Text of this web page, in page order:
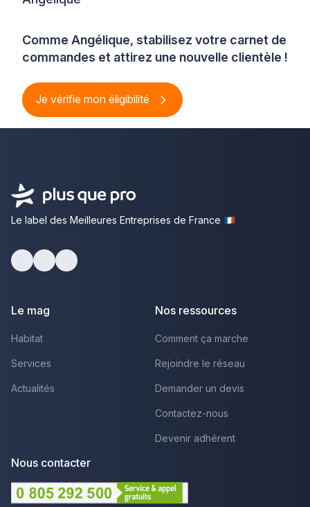
Comme Angélique, stabilisez votre carnet de
commandes et attirez une nouvelle clientèle !
Je vérifie mon éligibilité
Le label des Meilleures Entreprises de France
Le mag
Habitat
Services
Actualités
Nos ressources
Comment ça marche
Rejoindre le réseau
Demander un devis
Contactez-nous
Devenir adhérent
Nous contacter